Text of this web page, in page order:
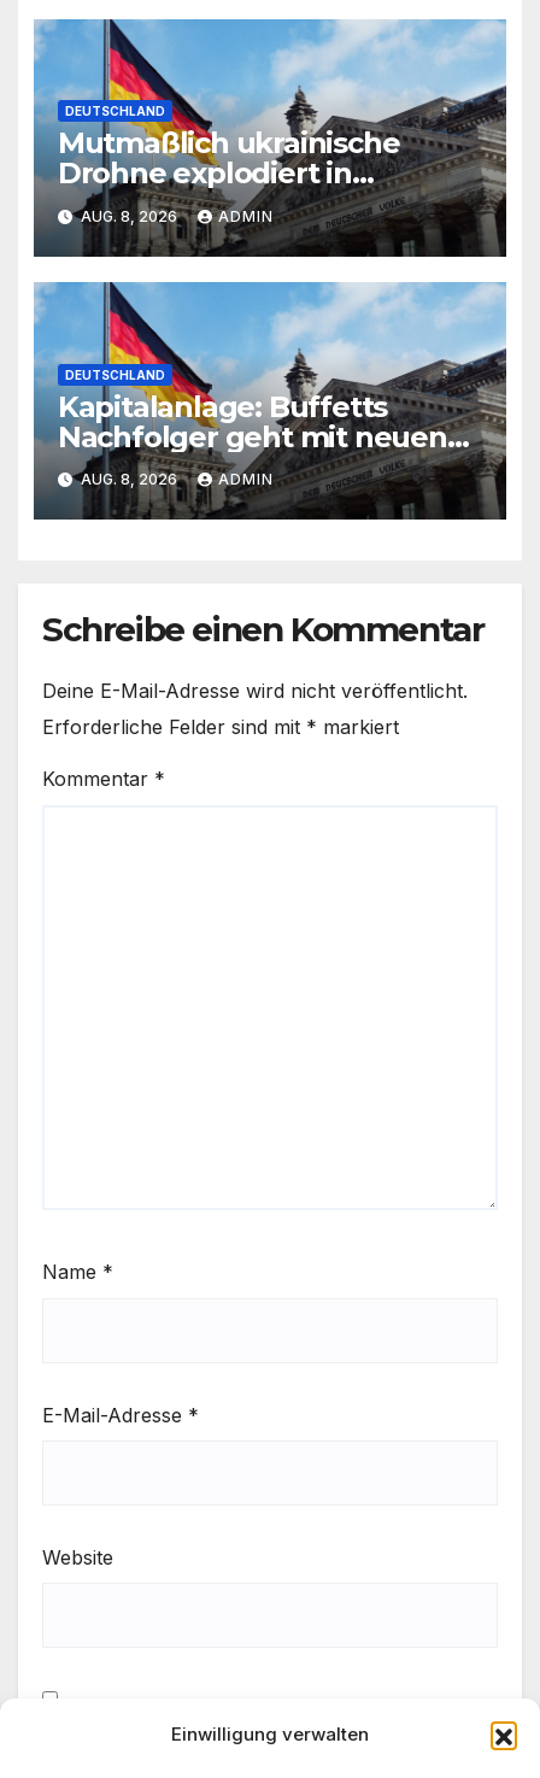
Einwilligung verwalten
DEUTSCHLAND
Mutmaßlich ukrainische
Drohne explodiert in
Bulgarien
AUG. 8, 2026 ADMIN
DEUTSCHLAND
Kapitalanlage: Buffetts
Nachfolger geht mit neuen
Investments in die Offensive
AUG. 8, 2026 ADMIN
Schreibe einen Kommentar
Deine E-Mail-Adresse wird nicht veröffentlicht.
Erforderliche Felder sind mit * markiert
Kommentar *
Name *
E-Mail-Adresse *
Website
Meinen Namen, meine E-Mail-Adresse und meine